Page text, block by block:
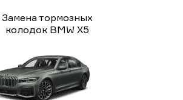
Замена тормозных
колодок BMW X5